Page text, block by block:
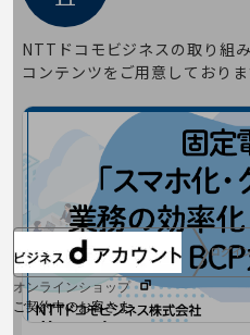
障がい者採用
人材育成制度
広告
協賛
NTTドコモグループ
ログイ
オンラインショップ
ご契約中のお客さま
NTTドコモビジネスの取り組
コンテンツをご用意しており